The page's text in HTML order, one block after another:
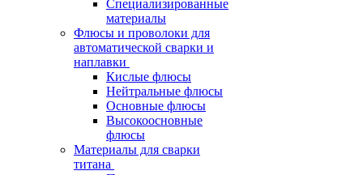
Специализированные
материалы
Флюсы и проволоки для
автоматической сварки и
наплавки
Кислые флюсы
Нейтральные флюсы
Основные флюсы
Высокоосновные
флюсы
Материалы для сварки
титана